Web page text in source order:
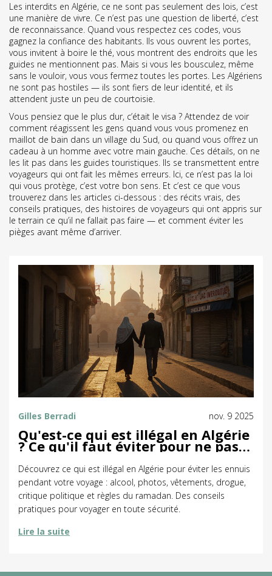
Les interdits en Algérie, ce ne sont pas seulement des lois, c’est
une manière de vivre. Ce n’est pas une question de liberté, c’est
de reconnaissance. Quand vous respectez ces codes, vous
gagnez la confiance des habitants. Ils vous ouvrent les portes,
vous invitent à boire le thé, vous montrent des endroits que les
guides ne mentionnent pas. Mais si vous les bousculez, même
sans le vouloir, vous vous fermez toutes les portes. Les Algériens
ne sont pas hostiles — ils sont fiers de leur identité, et ils
attendent juste un peu de courtoisie.
Vous pensiez que le plus dur, c’était le visa ? Attendez de voir
comment réagissent les gens quand vous vous promenez en
maillot de bain dans un village du Sud, ou quand vous offrez un
cadeau à un homme avec votre main gauche. Ces détails, on ne
les lit pas dans les guides touristiques. Ils se transmettent entre
voyageurs qui ont fait les mêmes erreurs. Ici, ce n’est pas la loi
qui vous protège, c’est votre bon sens. Et c’est ce que vous
trouverez dans les articles ci-dessous : des récits vrais, des
conseils pratiques, des histoires de voyageurs qui ont appris sur
le terrain ce qu’il ne fallait pas faire — et comment éviter les
pièges avant même d’arriver.
Gilles Berradi nov. 9 2025
Qu'est-ce qui est illégal en Algérie
? Ce qu'il faut éviter pour ne pas
avoir de problèmes
Découvrez ce qui est illégal en Algérie pour éviter les ennuis
pendant votre voyage : alcool, photos, vêtements, drogue,
critique politique et règles du ramadan. Des conseils
pratiques pour voyager en toute sécurité.
Lire la suite